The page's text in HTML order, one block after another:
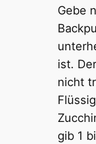
Gebe
ist.
nicht
gib 1